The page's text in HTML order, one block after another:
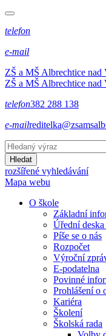
telefon
e-mail
ZŠ a MŠ Albrechtice nad
ZŠ a MŠ Albrechtice nad
telefon382 288 138
e-mail
Hledat
rozšířené vyhledávání
Mapa webu
O škole
Základní
Úřední
Píše se o nás
Rozpočet
Výroční
E-podatelna
Povinné
Prohlášení o
Kariéra
Školení
Školská rada